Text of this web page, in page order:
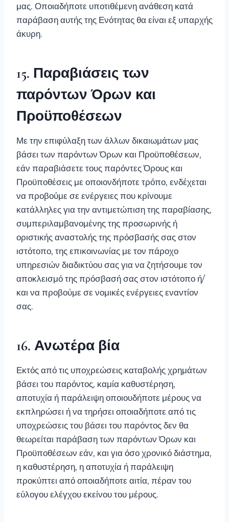
μας. Οποιαδήποτε υποτιθέμενη ανάθεση κατά
παράβαση αυτής της Ενότητας θα είναι εξ υπαρχής
άκυρη.
15. Παραβιάσεις των
παρόντων Όρων και
Προϋποθέσεων
Με την επιφύλαξη των άλλων δικαιωμάτων μας
βάσει των παρόντων Όρων και Προϋποθέσεων,
εάν παραβιάσετε τους παρόντες Όρους και
Προϋποθέσεις με οποιονδήποτε τρόπο, ενδέχεται
να προβούμε σε ενέργειες που κρίνουμε
κατάλληλες για την αντιμετώπιση της παραβίασης,
συμπεριλαμβανομένης της προσωρινής ή
οριστικής αναστολής της πρόσβασής σας στον
ιστότοπο, της επικοινωνίας με τον πάροχο
υπηρεσιών διαδικτύου σας για να ζητήσουμε τον
αποκλεισμό της πρόσβασή σας στον ιστότοπο ή/
και να προβούμε σε νομικές ενέργειες εναντίον
σας.
16. Ανωτέρα βία
Εκτός από τις υποχρεώσεις καταβολής χρημάτων
βάσει του παρόντος, καμία καθυστέρηση,
αποτυχία ή παράλειψη οποιουδήποτε μέρους να
εκπληρώσει ή να τηρήσει οποιαδήποτε από τις
υποχρεώσεις του βάσει του παρόντος δεν θα
θεωρείται παράβαση των παρόντων Όρων και
Προϋποθέσεων εάν, και για όσο χρονικό διάστημα,
η καθυστέρηση, η αποτυχία ή παράλειψη
προκύπτει από οποιαδήποτε αιτία, πέραν του
εύλογου ελέγχου εκείνου του μέρους.